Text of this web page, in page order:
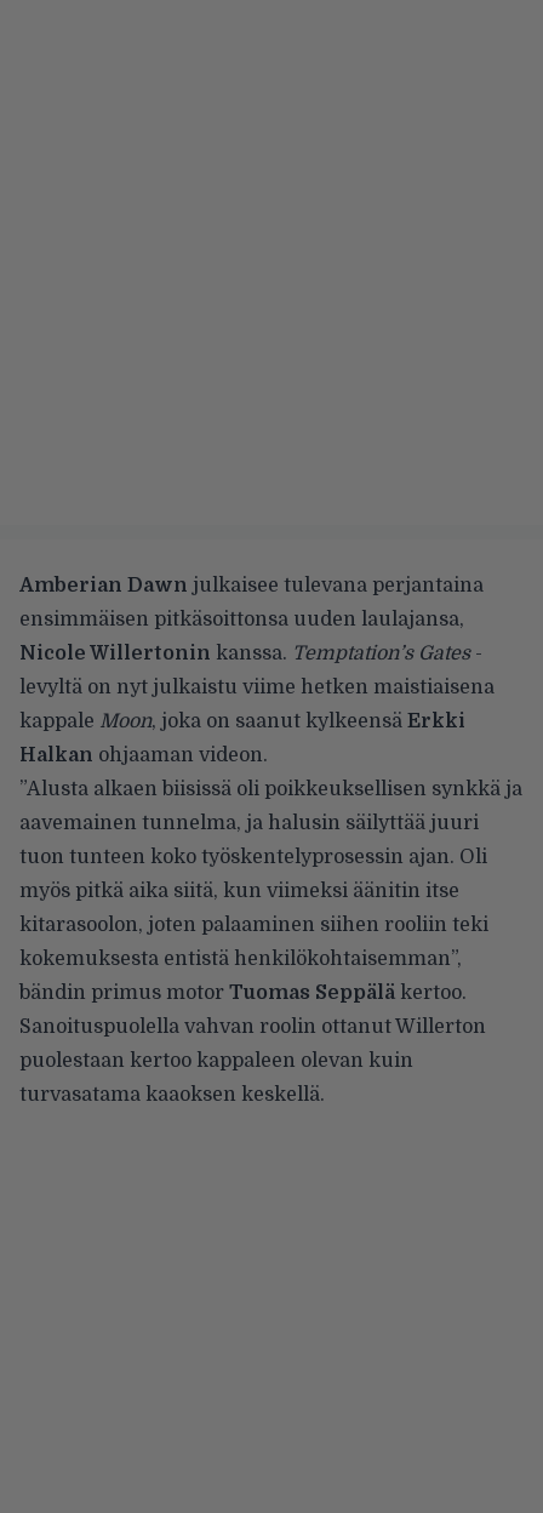
Amberian Dawn julkaisee tulevana perjantaina
ensimmäisen pitkäsoittonsa uuden laulajansa,
Nicole Willertonin kanssa. Temptation’s Gates-
levyltä on nyt julkaistu viime hetken maistiaisena
kappale Moon, joka on saanut kylkeensä Erkki
Halkan ohjaaman videon.
”Alusta alkaen biisissä oli poikkeuksellisen synkkä ja
aavemainen tunnelma, ja halusin säilyttää juuri
tuon tunteen koko työskentelyprosessin ajan. Oli
myös pitkä aika siitä, kun viimeksi äänitin itse
kitarasoolon, joten palaaminen siihen rooliin teki
kokemuksesta entistä henkilökohtaisemman”,
bändin primus motor Tuomas Seppälä kertoo.
Sanoituspuolella vahvan roolin ottanut Willerton
puolestaan kertoo kappaleen olevan kuin
turvasatama kaaoksen keskellä.